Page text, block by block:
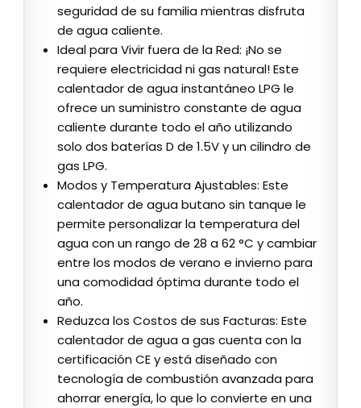
seguridad de su familia mientras disfruta
de agua caliente.
Ideal para Vivir fuera de la Red: ¡No se
requiere electricidad ni gas natural! Este
calentador de agua instantáneo LPG le
ofrece un suministro constante de agua
caliente durante todo el año utilizando
solo dos baterías D de 1.5V y un cilindro de
gas LPG.
Modos y Temperatura Ajustables: Este
calentador de agua butano sin tanque le
permite personalizar la temperatura del
agua con un rango de 28 a 62 °C y cambiar
entre los modos de verano e invierno para
una comodidad óptima durante todo el
año.
Reduzca los Costos de sus Facturas: Este
calentador de agua a gas cuenta con la
certificación CE y está diseñado con
tecnología de combustión avanzada para
ahorrar energía, lo que lo convierte en una